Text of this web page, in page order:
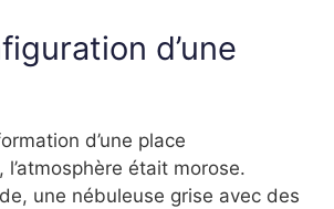
d’une
d’une place
l’atmosphère était morose.
une nébuleuse grise avec des